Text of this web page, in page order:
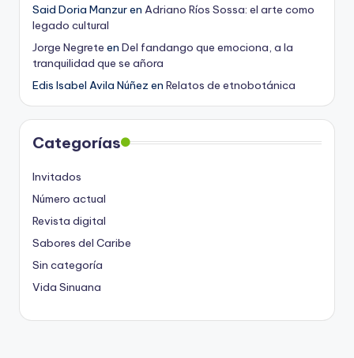
Said Doria Manzuren Adriano Ríos Sossa: el arte como
legado cultural
Jorge Negrete en Del fandango que emociona, a la
tranquilidad que se añora
Edis Isabel Avila Núñez en Relatos de etnobotánica
Categorías
Invitados
Número actual
Revista digital
Sabores del Caribe
Sin categoría
Vida Sinuana